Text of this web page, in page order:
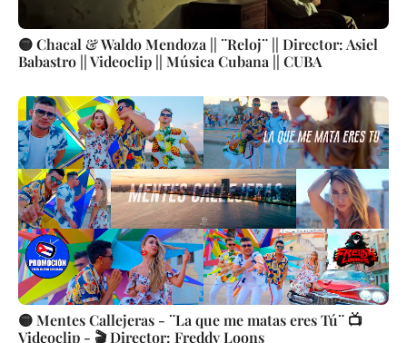
🟡 Chacal & Waldo Mendoza || ¨Reloj¨ || Director: Asiel
Babastro || Videoclip || Música Cubana || CUBA
🟡 Mentes Callejeras - ¨La que me matas eres Tú¨ 📺
Videoclip - 🎬 Director: Freddy Loons